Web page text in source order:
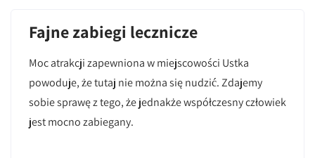
Fajne zabiegi lecznicze
Moc atrakcji zapewniona w miejscowości Ustka
powoduje, że tutaj nie można się nudzić. Zdajemy
sobie sprawę z tego, że jednakże współczesny człowiek
jest mocno zabiegany.